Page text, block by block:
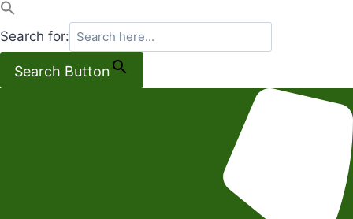
Search for:
Search Button